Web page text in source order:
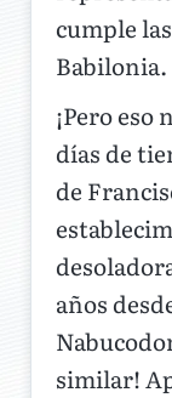
cumple
Babilonia.
¡Pero eso
días de
de
años
similar!